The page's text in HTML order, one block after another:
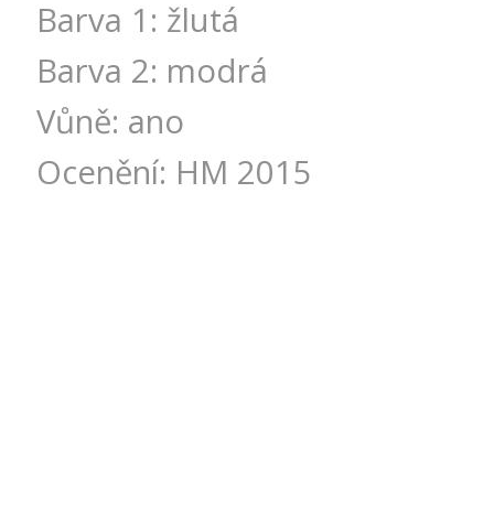
Barva 1: žlutá
Barva 2: modrá
Vůně: ano
Ocenění: HM 2015